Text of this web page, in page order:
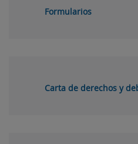
Formularios
Carta de derechos y